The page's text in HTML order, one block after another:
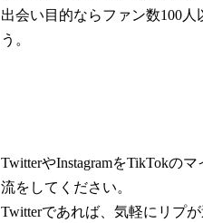
出会い目的ならファン数100
う。
TwitterやInstagramをTikTokの
流をしてください。
Twitterであれば、気軽にリプ